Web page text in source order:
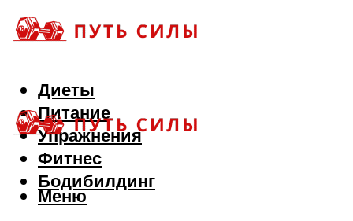
Диеты
Питание
Упражнения
Фитнес
Бодибилдинг
Меню